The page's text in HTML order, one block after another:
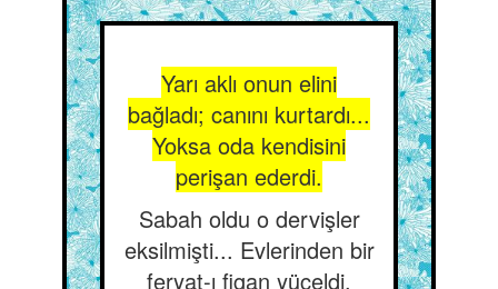
Yarı aklı onun elini
bağladı; canını kurtardı...
Yoksa oda kendisini
perişan ederdi.
Sabah oldu o dervişler
eksilmişti... Evlerinden bir
feryat-ı figan yüceldi.